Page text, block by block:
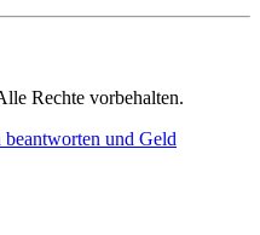
Rechte vorbehalten.